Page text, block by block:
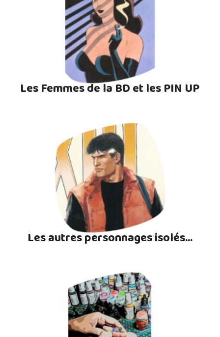
Les Femmes de la BD et les PIN UP
Les autres personnages isolés...